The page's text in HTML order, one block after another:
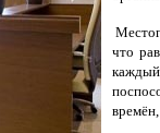
что
каждый